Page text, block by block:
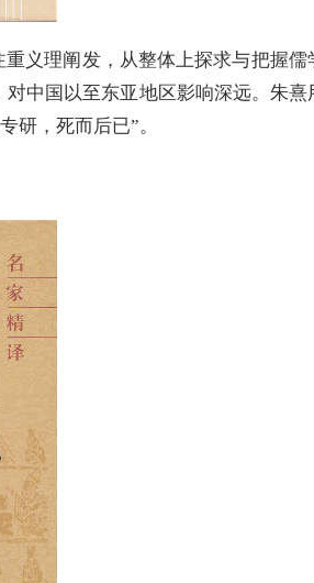
义理阐发，从整体上探求与把握
中国以至东亚地区影响深远。朱
研，死而后已”。